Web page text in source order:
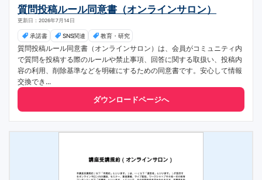
質問投稿ルール同意書（オンラインサロン）
更新日：2026年7月14日
承諾書 SNS関連 教育・研究
質問投稿ルール同意書（オンラインサロン）は、会員がコミュニティ内
で質問を投稿する際のルールや禁止事項、回答に関する取扱い、投稿内
容の利用、削除基準などを明確にするための同意書です。安心して情報
交換でき...
ダウンロードページへ